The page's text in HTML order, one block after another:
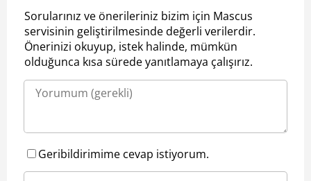
Sorularınız ve önerileriniz bizim için Mascus
servisinin geliştirilmesinde değerli verilerdir.
Önerinizi okuyup, istek halinde, mümkün
olduğunca kısa sürede yanıtlamaya çalışırız.
Geribildirimime cevap istiyorum.